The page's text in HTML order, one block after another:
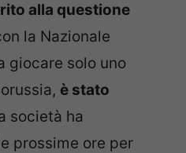
alla questione
la Nazionale
giocare solo uno
è stato
società ha
prossime ore per